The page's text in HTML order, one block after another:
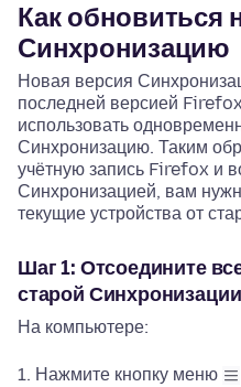
Как обновиться
Синхронизацию
Новая версия
последней версией
использовать
Синхронизацию. Таким
учётную запись Firefox и
Синхронизацией, вам
текущие устройства от
Шаг 1: Отсоедините
старой Синхронизации
На компьютере:
Нажмите кнопку меню